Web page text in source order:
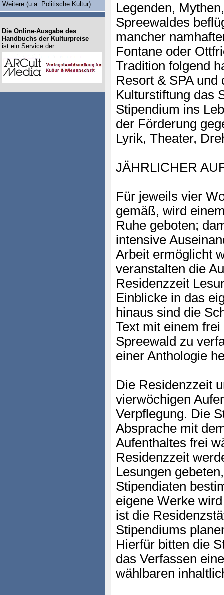
Legenden,
Spreewaldes
mancher
Fontane oder
Tradition folgend
Resort & SPA
Kulturstiftung das
Stipendium ins
der Förderung
Lyrik, Theater,
JÄHRLICHER
Für jeweils vier
gemäß, wird
Ruhe geboten;
intensive
Arbeit ermöglicht
veranstalten die
Residenzzeit
Einblicke in das
hinaus sind die
Text mit einem
Spreewald zu
einer Anthologie
Die Residenzzeit
vierwöchigen
Verpflegung. Die
Absprache mit
Aufenthaltes frei
Residenzzeit
Lesungen
Stipendiaten
eigene Werke
ist die
Stipendiums
Hierfür bitten die
das Verfassen
wählbaren
Weitere (u.a. Politische Kultur)
Die Online-Ausgabe des
Handbuchs der Kulturpreise
ist ein Service der